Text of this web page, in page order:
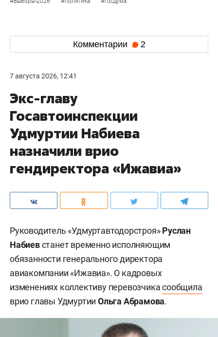
Комментарии 2
7 августа 2026, 12:41
Экс-главу
Госавтоинспекции
Удмуртии Набиева
назначили врио
гендиректора «Ижавиа»
Руководитель «Удмуртавтодорстроя»Руслан
Набиевстанет временно исполняющим
обязанности генерального директора
авиакомпании «Ижавиа». О кадровых
изменениях коллективу перевозчикасообщила
врио главы УдмуртииОльга Абрамова.